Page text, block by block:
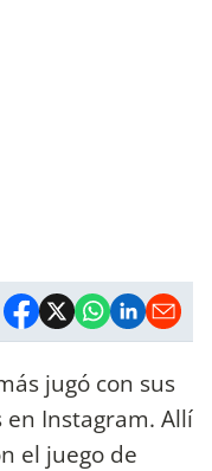
jugó con sus
Instagram. Allí
el juego de